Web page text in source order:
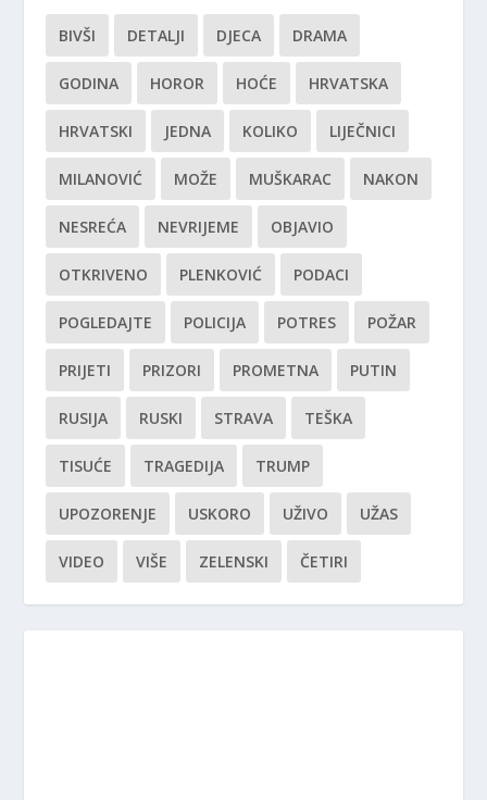
BIVŠI DETALJI DJECA DRAMA
GODINA HOROR HOĆE HRVATSKA
HRVATSKI JEDNA KOLIKO LIJEČNICI
MILANOVIĆ MOŽE MUŠKARAC NAKON
NESREĆA NEVRIJEME OBJAVIO
OTKRIVENO PLENKOVIĆ PODACI
POGLEDAJTE POLICIJA POTRES POŽAR
PRIJETI PRIZORI PROMETNA PUTIN
RUSIJA RUSKI STRAVA TEŠKA
TISUĆE TRAGEDIJA TRUMP
UPOZORENJE USKORO UŽIVO UŽAS
VIDEO VIŠE ZELENSKI ČETIRI